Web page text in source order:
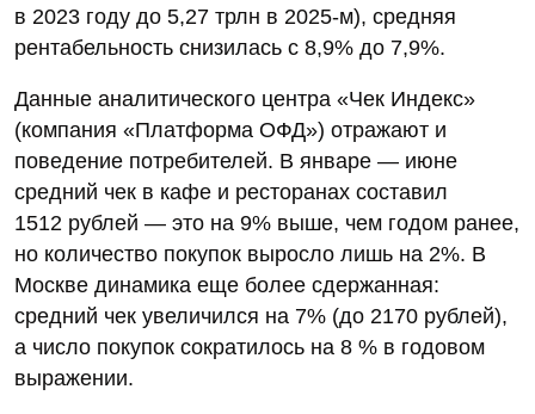
в 2023 году до 5,27 трлн в 2025‑м), средняя
рентабельность снизилась с 8,9% до 7,9%.
Данные аналитического центра «Чек Индекс»
(компания «Платформа ОФД») отражают и
поведение потребителей. В январе — июне
средний чек в кафе и ресторанах составил
1512 рублей — это на 9% выше, чем годом ранее,
но количество покупок выросло лишь на 2%. В
Москве динамика еще более сдержанная:
средний чек увеличился на 7% (до 2170 рублей),
а число покупок сократилось на 8 % в годовом
выражении.